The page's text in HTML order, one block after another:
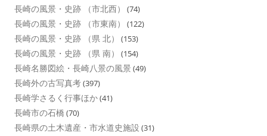
長崎の風景・史跡 （市北西） (74)
長崎の風景・史跡 （市東南） (122)
長崎の風景・史跡 （県 北） (153)
長崎の風景・史跡 （県 南） (154)
長崎名勝図絵・長崎八景の風景 (49)
長崎外の古写真考(397)
長崎学さるく行事ほか(41)
長崎市の石橋 (70)
長崎県の土木遺産・市水道史施設 (31)